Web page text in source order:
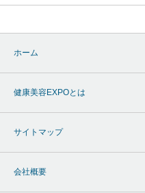
ホーム
健康美容EXPOとは
サイトマップ
会社概要